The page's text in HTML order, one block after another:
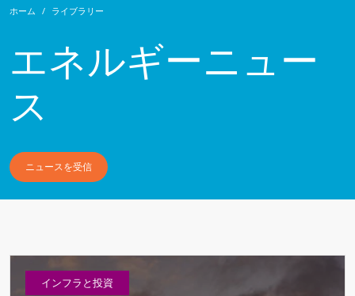
ホーム ライブラリー
エネルギーニュー
ス
ニュースを受信
インフラと投資